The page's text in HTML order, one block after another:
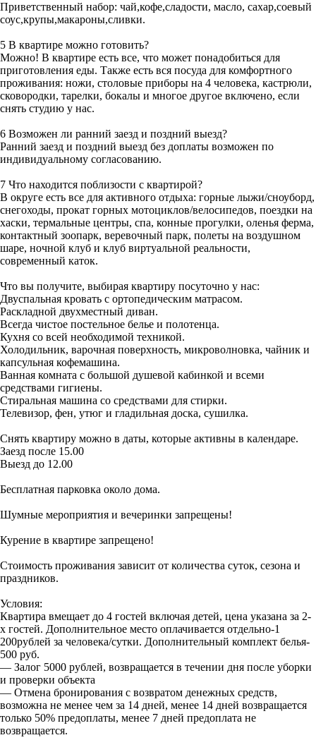
Приветственный набор: чай,кофе,сладости, масло, сахар,соевый
соус,крупы,макароны,сливки.
5 В квартире можно готовить?
Можно! В квартире есть все, что может понадобиться для
приготовления еды. Также есть вся посуда для комфортного
проживания: ножи, столовые приборы на 4 человека, кастрюли,
сковородки, тарелки, бокалы и многое другое включено, если
снять студию у нас.
6 Возможен ли ранний заезд и поздний выезд?
Ранний заезд и поздний выезд без доплаты возможен по
индивидуальному согласованию.
7 Что находится поблизости с квартирой?
В округе есть все для активного отдыха: горные лыжи/сноуборд,
снегоходы, прокат горных мотоциклов/велосипедов, поездки на
хаски, термальные центры, спа, конные прогулки, оленья ферма,
контактный зоопарк, веревочный парк, полеты на воздушном
шаре, ночной клуб и клуб виртуальной реальности,
современный каток.
Что вы получите, выбирая квартиру посуточно у нас:
Двуспальная кровать с ортопедическим матрасом.
Раскладной двухместный диван.
Всегда чистое постельное белье и полотенца.
Кухня со всей необходимой техникой.
Холодильник, варочная поверхность, микроволновка, чайник и
капсульная кофемашина.
Ванная комната с большой душевой кабинкой и всеми
средствами гигиены.
Стиральная машина со средствами для стирки.
Телевизор, фен, утюг и гладильная доска, сушилка.
Снять квартиру можно в даты, которые активны в календаре.
Заезд после 15.00
Выезд до 12.00
Бесплатная парковка около дома.
Шумные мероприятия и вечеринки запрещены!
Курение в квартире запрещено!
Стоимость проживания зависит от количества суток, сезона и
праздников.
Условия:
Квартира вмещает до 4 гостей включая детей, цена указана за 2-
х гостей. Дополнительное место оплачивается отдельно-1
200рублей за человека/сутки. Дополнительный комплект белья-
500 руб.
— Залог 5000 рублей, возвращается в течении дня после уборки
и проверки объекта
— Отмена бронирования с возвратом денежных средств,
возможна не менее чем за 14 дней, менее 14 дней возвращается
только 50% предоплаты, менее 7 дней предоплата не
возвращается.